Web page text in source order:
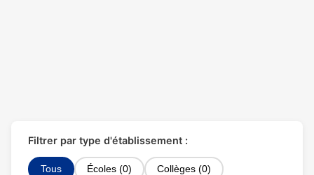
Filtrer par type d'établissement :
Tous Écoles (0) Collèges (0)